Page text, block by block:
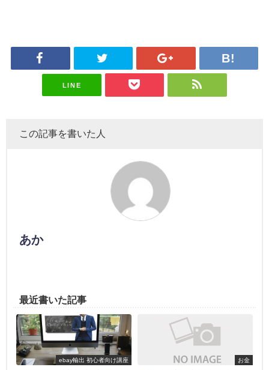
LINE
この記事を書いた人
あか
最近書いた記事
ebay輸出 初心者向け講座 お金